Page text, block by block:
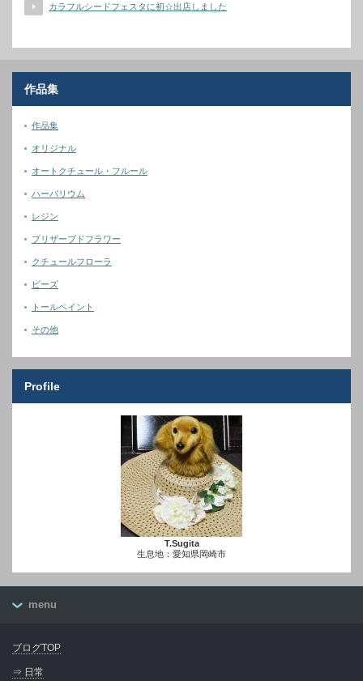
カラフルシードフェスタに初☆出店しました
作品集
作品集
オリジナル
オートクチュール・フルール
ハーバリウム
レジン
プリザーブドフラワー
クチュールフローラ
ビーズ
トールペイント
その他
Profile
T.Sugita
生息地：愛知県岡崎市
menu
ブログTOP
⇒ 日常